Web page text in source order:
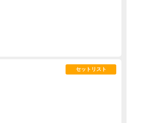
セットリスト